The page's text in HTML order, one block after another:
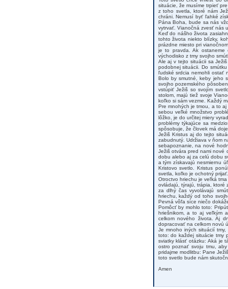
situácie, že musíme trpieť
z toho svetla, ktoré nám
chráni. Nemusí byť ľahké
Pána Boha, bude sa nás
vytrvať. Vianočná zvesť nás
Keď do nášho života
tohto života niekto blízky,
prázdne miesto pri
je to pravda. Ak ostaneme
východisko z tmy svojho
Ale aj v tejto situácii sa
podobnej situácii. Do
ľudské srdcia nemohli ostať
Bolo by smutné, keby jeho
svojho pozemského
vstúpiť Ježiš so svojím
stolom, majú tiež svoje
koľko si sám vezme. Každý
Pre mnohých je tmou, a to
sebou veľké množstvo
lôžko, je do určitej miery
problémy týkajúce sa
spôsobuje, že človek má
Ježiš Kristus aj do tejto
zabudnutý. Udržiava v ňom
sebapoznanie, na nové
Ježiš otvára pred nami nové
dobu alebo aj za celú dobu
a tým získavajú nesmiernu
Kristovo svetlo. Kristus
svetla, koľko je ochotný prijať.
Otroctvo hriechu je veľká
ovládajú, týrajú, trápia, ktoré
za dlhý čas vyvolávajú
hriechu, každý od toho
Pevná vôľa síce niečo
Pomôcť by mohlo toto:
hriešnikom, a to aj veľkým
celkom nového života. Aj
dopracovať na celkom novú
Je mnoho iných situácií
toto: do každej situácie tmy
sviatky klásť otázku: Aká je
ostro poznať svoju tmu,
pridajme modlitbu: Pane
toto svetlo bude nám
Amen